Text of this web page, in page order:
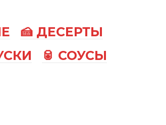
🍰 ДЕСЕРТЫ
🥫 СОУСЫ